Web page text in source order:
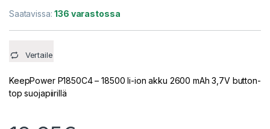
Saatavissa:136 varastossa
Vertaile
KeepPower P1850C4 – 18500 li-ion akku 2600 mAh 3,7V button-
top suojapiirillä